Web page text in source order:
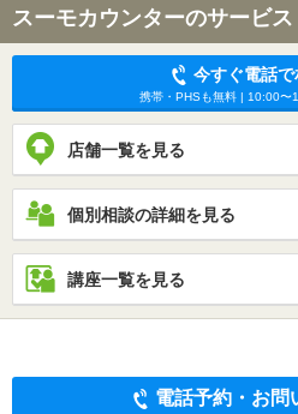
スーモカウンターのサービス
今すぐ電話で
携帯・PHSも無料 | 10:00〜
店舗一覧を見る
個別相談の詳細を見る
講座一覧を見る
電話予約・お問